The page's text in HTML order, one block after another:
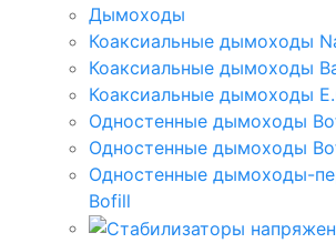
Дымоходы
Коаксиальные дымоходы
Коаксиальные дымоходы
Коаксиальные дымоходы
Одностенные дымоходы
Одностенные дымоходы
Одностенные дымоходы-
Bofill